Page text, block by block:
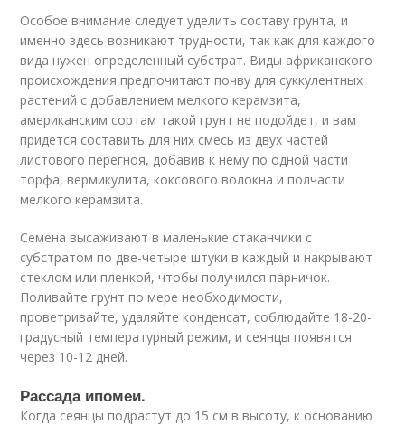
Особое внимание следует уделить составу грунта, и
именно здесь возникают трудности, так как для каждого
вида нужен определенный субстрат. Виды африканского
происхождения предпочитают почву для суккулентных
растений с добавлением мелкого керамзита,
американским сортам такой грунт не подойдет, и вам
придется составить для них смесь из двух частей
листового перегноя, добавив к нему по одной части
торфа, вермикулита, коксового волокна и полчасти
мелкого керамзита.
Семена высаживают в маленькие стаканчики с
субстратом по две-четыре штуки в каждый и накрывают
стеклом или пленкой, чтобы получился парничок.
Поливайте грунт по мере необходимости,
проветривайте, удаляйте конденсат, соблюдайте 18-20-
градусный температурный режим, и сеянцы появятся
через 10-12 дней.
Рассада ипомеи.
Когда сеянцы подрастут до 15 см в высоту, к основанию